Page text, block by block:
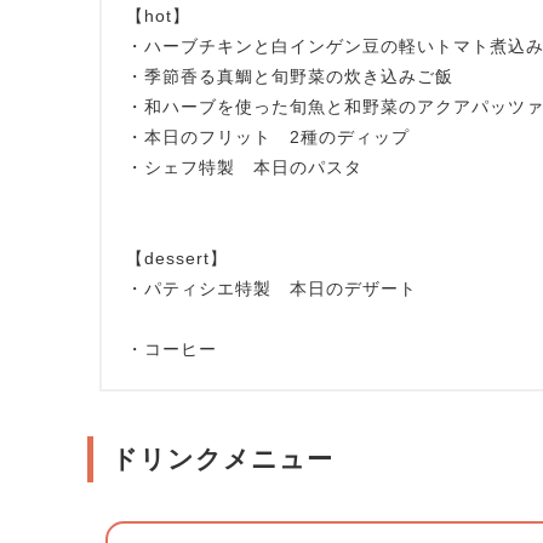
【hot】
・ハーブチキンと白インゲン豆の軽いトマト煮込み
・季節香る真鯛と旬野菜の炊き込みご飯
・和ハーブを使った旬魚と和野菜のアクアパッツァ
・本日のフリット 2種のディップ
・シェフ特製 本日のパスタ
【dessert】
・パティシエ特製 本日のデザート
・コーヒー
ドリンクメニュー